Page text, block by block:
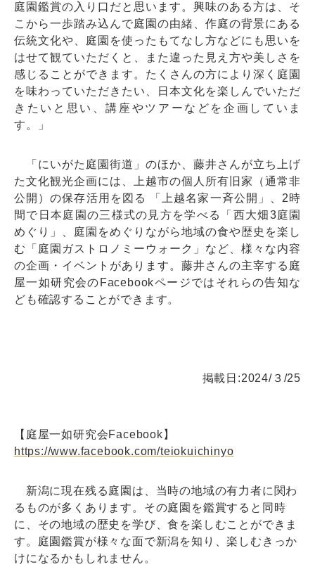
庭園鑑賞の入り口だと思います。興味のある方は、そ
こから一歩踏み込んで庭園の由緒、作庭の背景にある
伝統文化や、庭園を使ったもてなし方などにも思いを
はせて観ていただくと、また違った見え方や美しさを
感じることができます。たくさんの方により深く庭園
を味わっていただきたい、日本文化を楽しんでいただ
きたいと思い、講座やツアーなどを企画していま
す。」
「にいがた庭園街道」のほか、藤井さんが立ち上げ
た文化観光企画には、上越市の個人所有旧家（通常非
公開）の保存活用を図る 「上越名家一斉公開」、2時
間で日本庭園の三様式の見方を学べる「西大畑3庭園
めぐり」、庭園をめぐりながら地域の食や歴史を楽し
む「庭園ガストロノミーウォーク」など、様々な内容
の企画・イベントがあります。藤井さんの主宰する庭
屋一如研究会のFacebookページではそれらの告知な
ども確認することができます。
掲載日:2024/３/25
【庭屋一如研究会Facebook】
https://www.facebook.com/teiokuichinyo
新潟に現在残る庭園は、当時の地域の有力者に関わ
るものが多くあります。その庭園を鑑賞すると同時
に、その地域の歴史を学び、食を楽しむことができま
す。庭園鑑賞が様々な面で新潟を知り、楽しむきっか
けになるかもしれません。